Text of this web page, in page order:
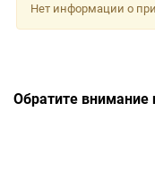
Нет информации о
Обратите внимание